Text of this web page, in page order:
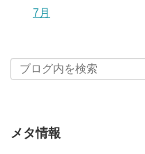
7月
メタ情報